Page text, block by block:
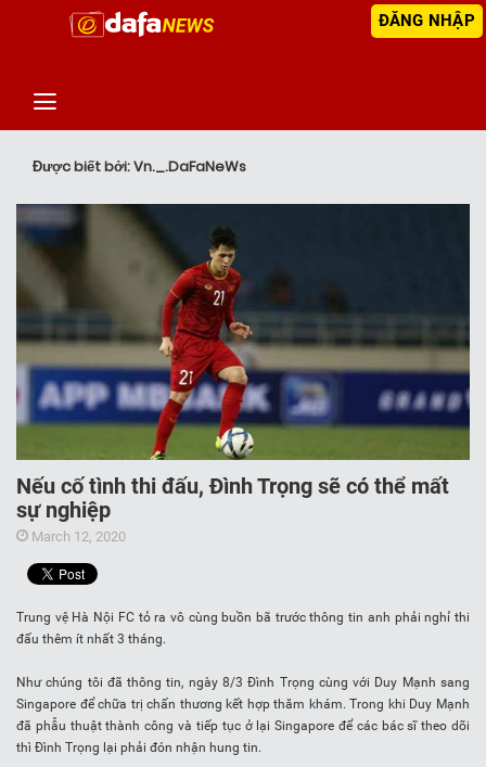
ĐĂNG NHẬP
Được biết bởi: Vn._.DaFaNeWs
Nếu cố tình thi đấu, Đình Trọng sẽ có thể mất
sự nghiệp
March 12, 2020
Trung vệ Hà Nội FC tỏ ra vô cùng buồn bã trước thông tin anh phải nghỉ thi
đấu thêm ít nhất 3 tháng.
Như chúng tôi đã thông tin, ngày 8/3 Đình Trọng cùng với Duy Mạnh sang
Singapore để chữa trị chấn thương kết hợp thăm khám. Trong khi Duy Mạnh
đã phẫu thuật thành công và tiếp tục ở lại Singapore để các bác sĩ theo dõi
thì Đình Trọng lại phải đón nhận hung tin.